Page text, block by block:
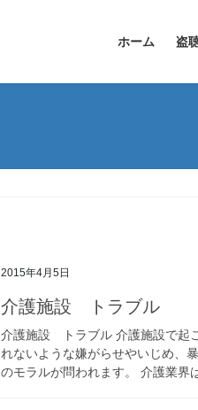
ホーム 盗
2015年4月5日
介護施設 トラブル
介護施設 トラブル 介護施設で起
れないような嫌がらせやいじめ、
のモラルが問われます。 介護業